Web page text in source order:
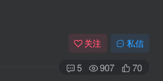
关注 私信
5 907 70